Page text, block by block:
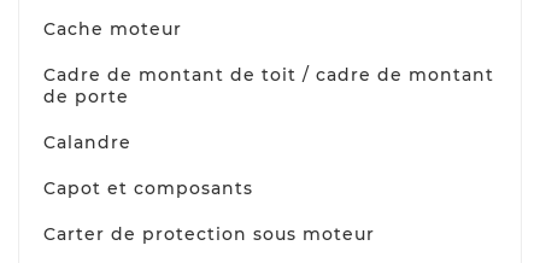
Cache moteur
Cadre de montant de toit / cadre de montant
de porte
Calandre
Capot et composants
Carter de protection sous moteur